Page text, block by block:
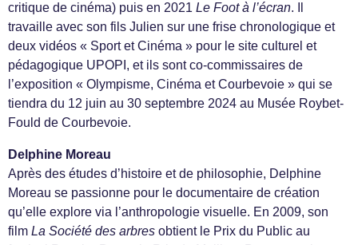
critique de cinéma) puis en 2021 Le Foot à l’écran. Il
travaille avec son fils Julien sur une frise chronologique et
deux vidéos « Sport et Cinéma » pour le site culturel et
pédagogique UPOPI, et ils sont co-commissaires de
l’exposition « Olympisme, Cinéma et Courbevoie » qui se
tiendra du 12 juin au 30 septembre 2024 au Musée Roybet-
Fould de Courbevoie.
Delphine Moreau
Après des études d’histoire et de philosophie, Delphine
Moreau se passionne pour le documentaire de création
qu’elle explore via l’anthropologie visuelle. En 2009, son
film La Société des arbres obtient le Prix du Public au